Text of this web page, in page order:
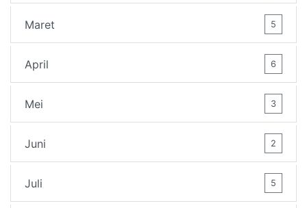
Maret 5
April 6
Mei 3
Juni 2
Juli 5